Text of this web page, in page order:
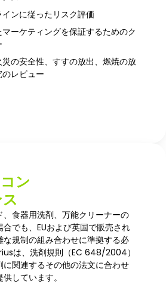
ンに従ったリスク評価
ーケティングを保証するためのク
の安全性、すすの放出、燃焼の放
レビュー
ン
、食器用洗剤、万能クリーナーの
でも、EUおよび英国で販売され
な規制の組み合わせに準拠する必
は、洗剤規則（EC 648/2004）
に関連するその他の法文に合わせ
しています。